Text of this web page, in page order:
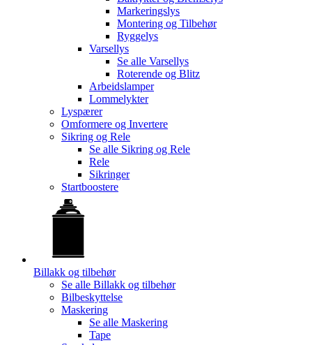
Markeringslys
Montering og Tilbehør
Ryggelys
Varsellys
Se alle Varsellys
Roterende og Blitz
Arbeidslamper
Lommelykter
Lyspærer
Omformere og Invertere
Sikring og Rele
Se alle Sikring og Rele
Rele
Sikringer
Startboostere
Billakk og tilbehør
Se alle Billakk og tilbehør
Bilbeskyttelse
Maskering
Se alle Maskering
Tape